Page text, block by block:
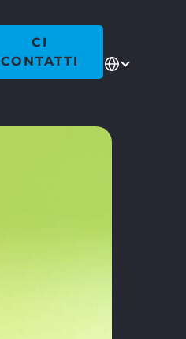
CI
CONTATTI